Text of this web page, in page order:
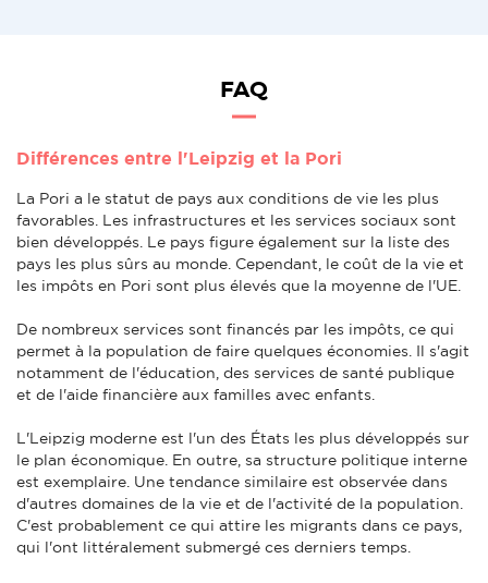
FAQ
Différences entre l'Leipzig et la Pori
La Pori a le statut de pays aux conditions de vie les plus
favorables. Les infrastructures et les services sociaux sont
bien développés. Le pays figure également sur la liste des
pays les plus sûrs au monde. Cependant, le coût de la vie et
les impôts en Pori sont plus élevés que la moyenne de l'UE.
De nombreux services sont financés par les impôts, ce qui
permet à la population de faire quelques économies. Il s'agit
notamment de l'éducation, des services de santé publique
et de l'aide financière aux familles avec enfants.
L'Leipzig moderne est l'un des États les plus développés sur
le plan économique. En outre, sa structure politique interne
est exemplaire. Une tendance similaire est observée dans
d'autres domaines de la vie et de l'activité de la population.
C'est probablement ce qui attire les migrants dans ce pays,
qui l'ont littéralement submergé ces derniers temps.